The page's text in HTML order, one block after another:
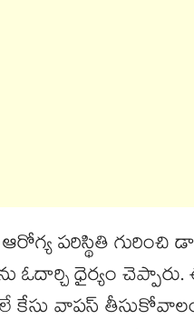
పరిస్థితి గురించి
ఓదార్చి ధైర్యం
కేసు వాపస్